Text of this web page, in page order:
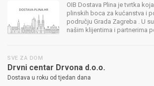
OIB Dostava Plina je tvrtka
plinskih boca za kućanstva i
području Grada Zagreba . U
našim klijentima i partnerima
SVE ZA DOM
Drvni centar Drvona d.o.o.
Dostava u roku od tjedan dana